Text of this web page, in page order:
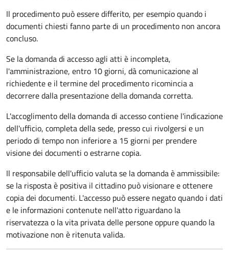
Il procedimento può essere differito, per esempio quando i
documenti chiesti fanno parte di un procedimento non ancora
concluso.
Se la domanda di accesso agli atti è incompleta,
l'amministrazione, entro 10 giorni, dà comunicazione al
richiedente e il termine del procedimento ricomincia a
decorrere dalla presentazione della domanda corretta.
L'accoglimento della domanda di accesso contiene l'indicazione
dell'ufficio, completa della sede, presso cui rivolgersi e un
periodo di tempo non inferiore a 15 giorni per prendere
visione dei documenti o estrarne copia.
Il responsabile dell'ufficio valuta se la domanda è ammissibile:
se la risposta è positiva il cittadino può visionare e ottenere
copia dei documenti. L'accesso può essere negato quando i dati
e le informazioni contenute nell'atto riguardano la
riservatezza o la vita privata delle persone oppure quando la
motivazione non è ritenuta valida.